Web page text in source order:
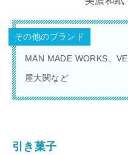
その他のブランド
MAN MADE WORKS、
屋大関など
引き菓子